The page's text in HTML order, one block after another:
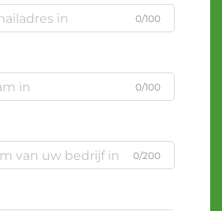
0/100
0/100
0/200